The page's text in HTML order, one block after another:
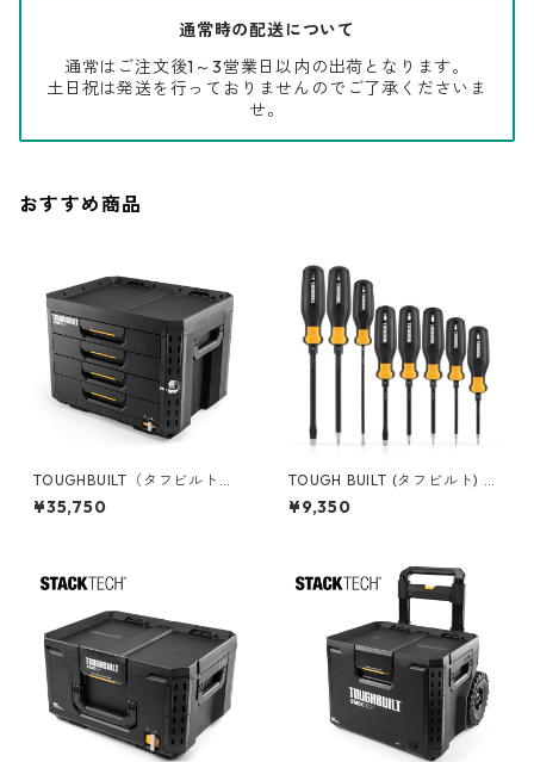
通常時の配送について
通常はご注文後1～3営業日以内の出荷となります。
土日祝は発送を行っておりませんのでご了承くださいま
せ。
おすすめ商品
TOUGHBUILT（タフビルト）S
TACK TECH(スタックテック)
4ドロワーボックス（サイドロ
¥35,750
TOUGH BUILT (タフビルト) 8
pcスタンダードドライバー TB
-H5S8-A
¥9,350